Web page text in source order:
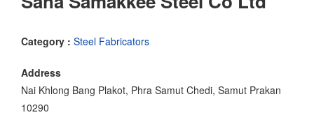
Category : Steel Fabricators
Address
Nai Khlong Bang Plakot, Phra Samut Chedi, Samut Prakan
10290